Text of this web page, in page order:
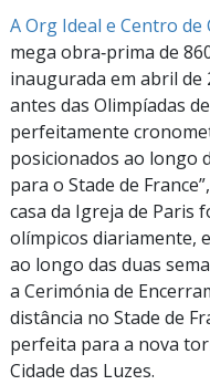
A Org Ideal e Centro de
mega obra‑prima de
inaugurada em abril de
antes das Olimpíadas
perfeitamente
posicionados ao longo
para o Stade de
casa da Igreja de Paris
olímpicos diariamente,
ao longo das duas
a Cerimónia de
distância no Stade de
perfeita para a nova
Cidade das Luzes.